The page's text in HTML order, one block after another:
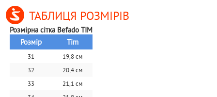
ТАБЛИЦЯ РОЗМІРІВ
Розмірна сітка Befado TIM
Розмір
Tim
31
19,8 см
32
20,4 см
33
21,1 см